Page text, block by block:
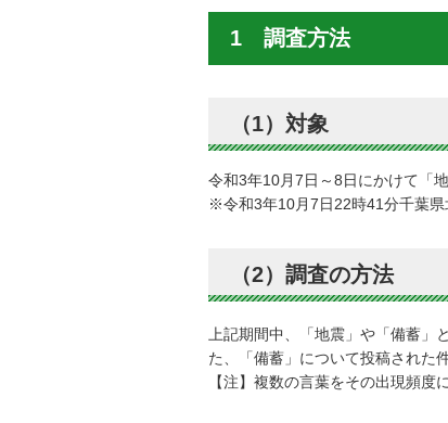
1 調査方法
（1）対象
令和3年10月7日～8日にかけて「
※令和3年10月7日22時41分千葉県
（2）調査の方法
上記期間中、「地震」や「備蓄」
た、「備蓄」について投稿された
【注】複数の言葉をその出現頻度